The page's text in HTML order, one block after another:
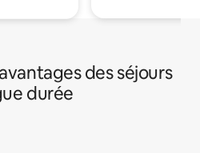
des séjours
durée